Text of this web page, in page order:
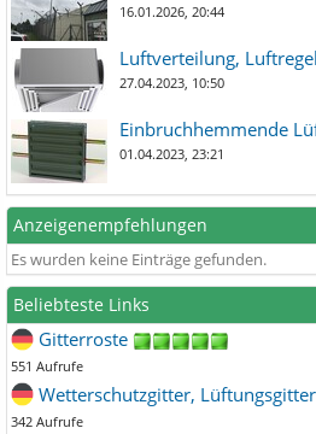
16.01.2026, 20:44
Luftverteilung,
27.04.2023, 10:50
Einbruchhemmende
01.04.2023, 23:21
Anzeigenempfehlungen
Es wurden keine Einträge gefunden.
Beliebteste Links
Gitterroste
551 Aufrufe
Wetterschutzgitter, Lüftungsgitter
342 Aufrufe